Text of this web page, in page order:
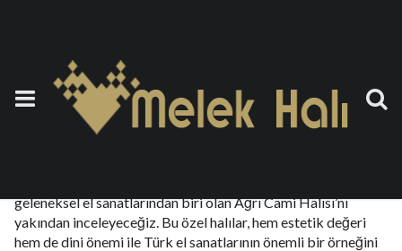
Cami Halısı Ağrı
26 Eylül 2023 by teoman
geleneksel el sanatlarından biri olan Ağrı Cami Halısı’nı
yakından inceleyeceğiz. Bu özel halılar, hem estetik değeri
hem de dini önemi ile Türk el sanatlarının önemli bir örneğini